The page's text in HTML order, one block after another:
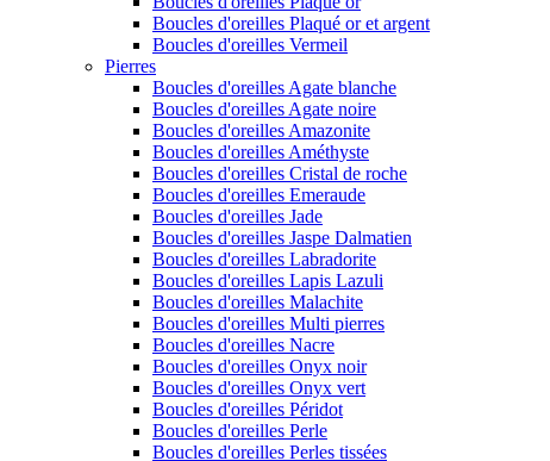
Boucles d'oreilles Plaqué or et argent
Boucles d'oreilles Vermeil
Pierres
Boucles d'oreilles Agate blanche
Boucles d'oreilles Agate noire
Boucles d'oreilles Amazonite
Boucles d'oreilles Améthyste
Boucles d'oreilles Cristal de roche
Boucles d'oreilles Emeraude
Boucles d'oreilles Jade
Boucles d'oreilles Jaspe Dalmatien
Boucles d'oreilles Labradorite
Boucles d'oreilles Lapis Lazuli
Boucles d'oreilles Malachite
Boucles d'oreilles Multi pierres
Boucles d'oreilles Nacre
Boucles d'oreilles Onyx noir
Boucles d'oreilles Onyx vert
Boucles d'oreilles Péridot
Boucles d'oreilles Perle
Boucles d'oreilles Perles tissées